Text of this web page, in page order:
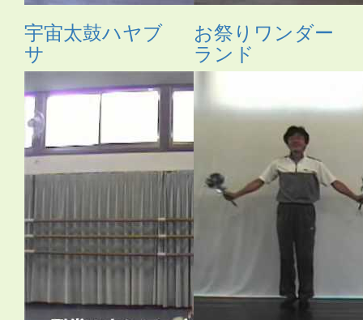
宇宙太鼓ハヤブ
サ
お祭りワンダー
ランド